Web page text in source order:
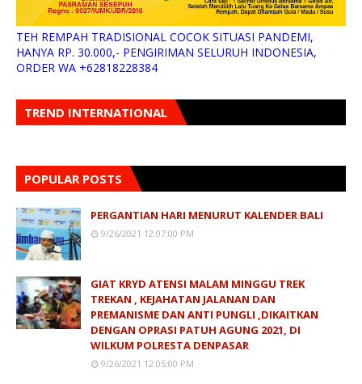
TEH REMPAH TRADISIONAL COCOK SITUASI PANDEMI,
HANYA RP. 30.000,- PENGIRIMAN SELURUH INDONESIA,
ORDER WA +62818228384
TREND INTERNATIONAL
POPULAR POSTS
PERGANTIAN HARI MENURUT KALENDER BALI
9/26/2021 12:07:00 PM
GIAT KRYD ATENSI MALAM MINGGU TREK
TREKAN , KEJAHATAN JALANAN DAN
PREMANISME DAN ANTI PUNGLI ,DIKAITKAN
DENGAN OPRASI PATUH AGUNG 2021, DI
WILKUM POLRESTA DENPASAR
9/26/2021 12:05:00 PM